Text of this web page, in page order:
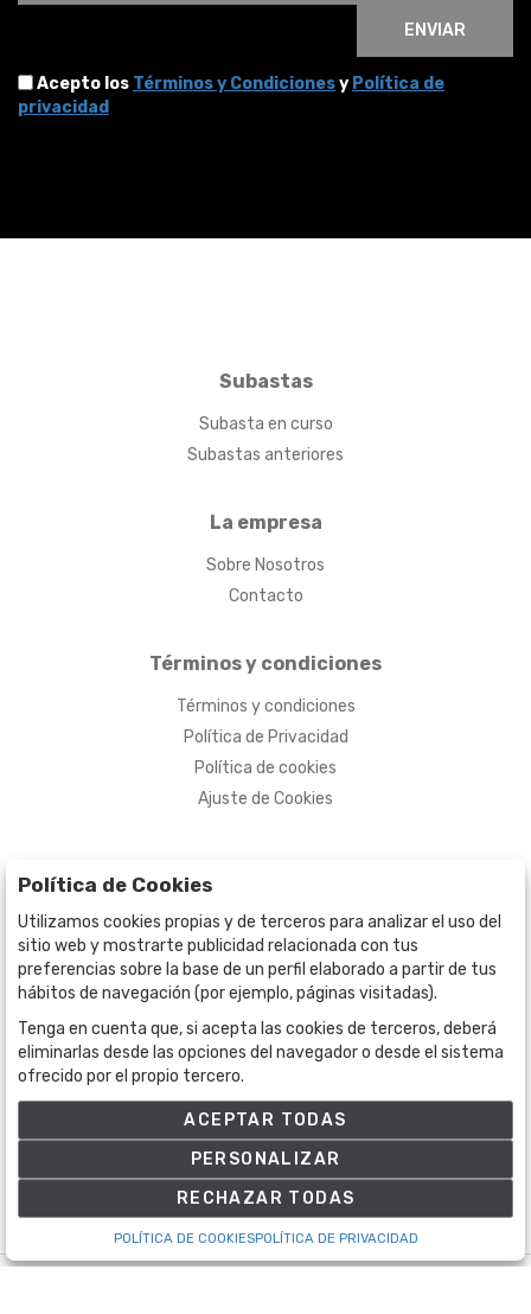
ENVIAR
Acepto los Términos y Condicionesy Política de
privacidad
Subastas
Subasta en curso
Subastas anteriores
La empresa
Sobre Nosotros
Contacto
Términos y condiciones
Términos y condiciones
Política de Privacidad
Política de cookies
Ajuste de Cookies
BOGOTÁ
CALLE 70 # 10a - 59 BOGOTÁ, CO
(+57) 301 271 1444
info@bogotaauctions.com
Política de Cookies
Utilizamos cookies propias y de terceros para analizar el uso del
sitio web y mostrarte publicidad relacionada con tus
preferencias sobre la base de un perfil elaborado a partir de tus
hábitos de navegación (por ejemplo, páginas visitadas).
Tenga en cuenta que, si acepta las cookies de terceros, deberá
eliminarlas desde las opciones del navegador o desde el sistema
ofrecido por el propio tercero.
ACEPTAR TODAS
PERSONALIZAR
RECHAZAR TODAS
POLÍTICA DE COOKIESPOLÍTICA DE PRIVACIDAD